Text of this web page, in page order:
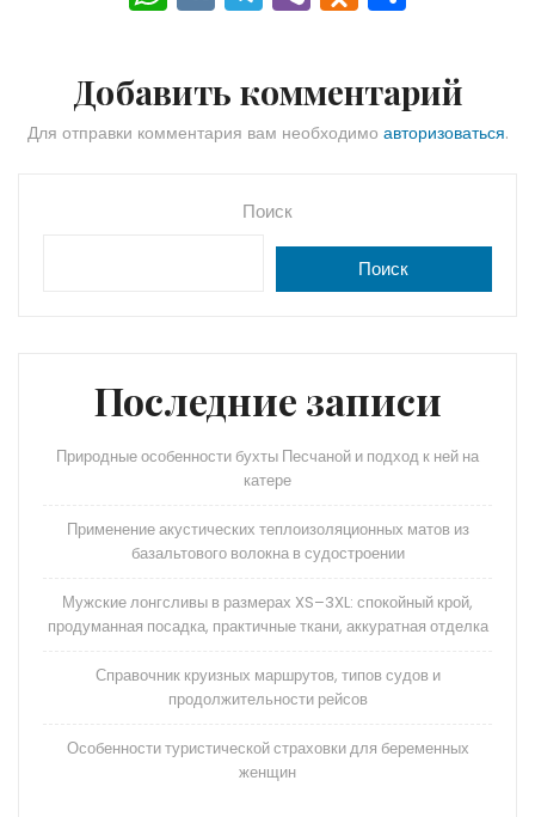
h
ts
A
K el
gr
a
b d
o
kl
s
ni
а
в
Добавить комментарий
Для отправки комментария вам необходимо авторизоваться.
Поиск
Поиск
Последние записи
Природные особенности бухты Песчаной и подход к ней на
катере
Применение акустических теплоизоляционных матов из
базальтового волокна в судостроении
Мужские лонгсливы в размерах XS–3XL: спокойный крой,
продуманная посадка, практичные ткани, аккуратная отделка
Справочник круизных маршрутов, типов судов и
продолжительности рейсов
Особенности туристической страховки для беременных
женщин